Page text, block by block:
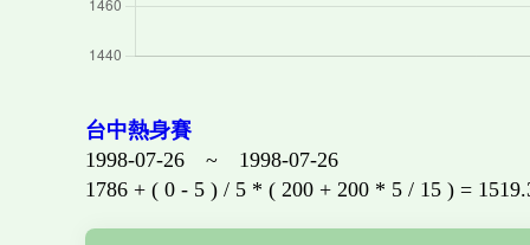
台中熱身賽
1998-07-26 ~ 1998-07-26
1786 + ( 0 - 5 ) / 5 * ( 200 + 200 * 5 / 15 ) =